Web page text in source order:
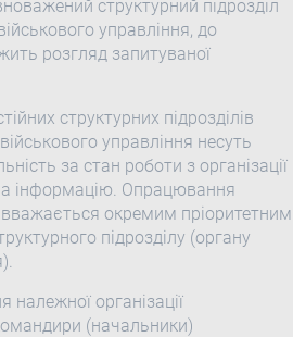
структурний підрозділ
управління, до
розгляд запитуваної
структурних підрозділів
управління несуть
за стан роботи з організації
інформацію. Опрацювання
окремим пріоритетним
підрозділу (органу
організації
(начальники)